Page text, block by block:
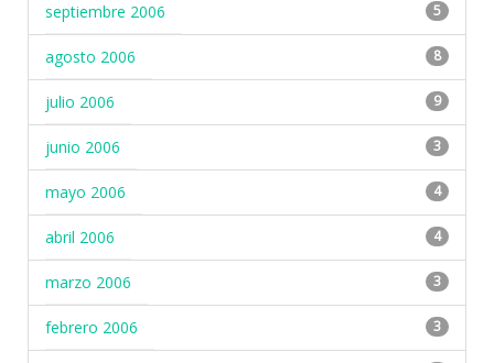
septiembre 2006 5
agosto 2006 8
julio 2006 9
junio 2006 3
mayo 2006 4
abril 2006 4
marzo 2006 3
febrero 2006 3